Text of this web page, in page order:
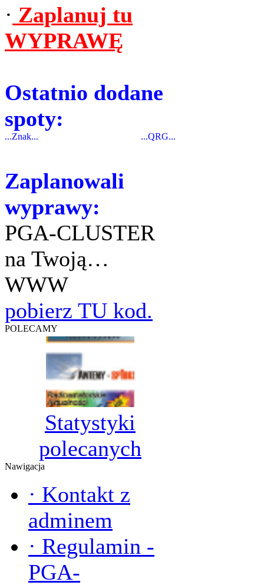
· Zaplanuj tu
WYPRAWĘ
Ostatnio dodane
spoty:
...Znak... ...QRG...
Zaplanowali
wyprawy:
PGA-CLUSTER
na Twoją…
WWW
pobierz TU kod.
POLECAMY
Statystyki
polecanych
Nawigacja
· Kontakt z
adminem
· Regulamin -
PGA-